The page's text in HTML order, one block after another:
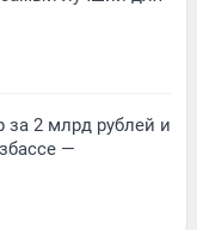
за 2 млрд рублей и
—